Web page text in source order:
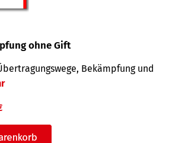
ohne Gift
Bekämpfung und